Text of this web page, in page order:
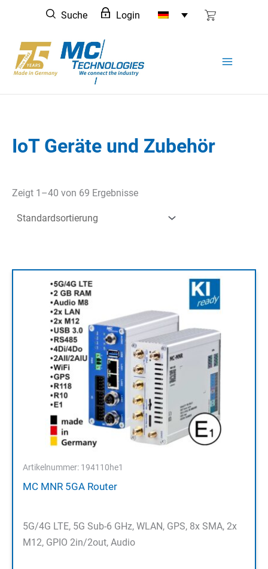
springen
Suche Login
IoT Geräte und Zubehör
Zeigt 1–40 von 69 Ergebnisse
Artikelnummer: 194110he1
MC MNR 5GA Router
5G/4G LTE, 5G Sub-6 GHz, WLAN, GPS, 8x SMA, 2x
M12, GPIO 2in/2out, Audio